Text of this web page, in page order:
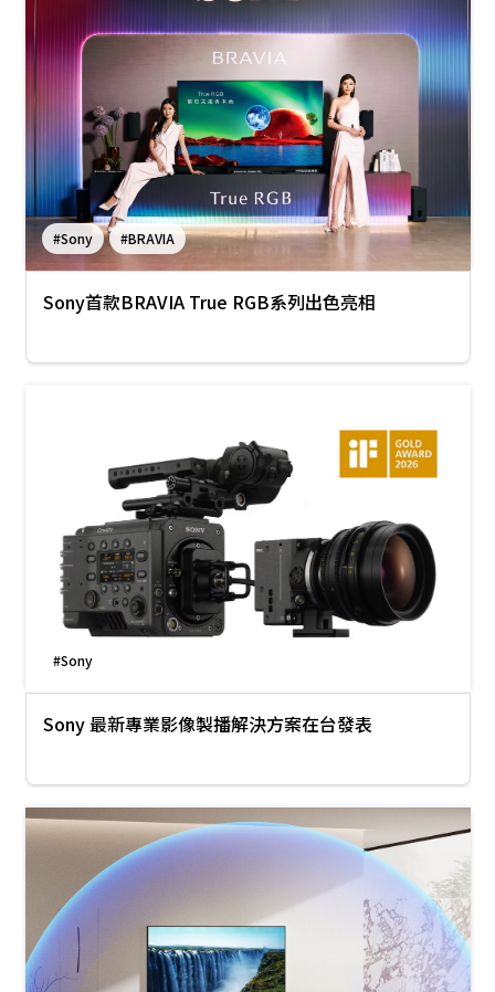
#Sony #BRAVIA
Sony首款BRAVIA True RGB系列出色亮相
#Sony
Sony 最新專業影像製播解決方案在台發表